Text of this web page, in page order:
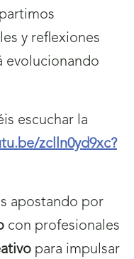
y reflexiones
evolucionando
escuchar la
zclln0yd9xc?
apostando por
con profesionales
para impulsar